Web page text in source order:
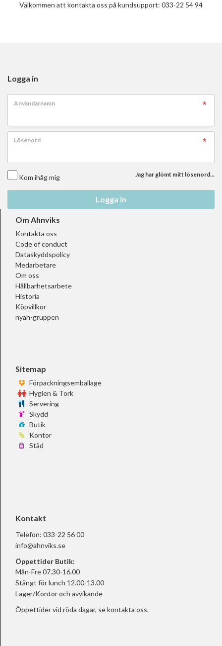
Välkommen att kontakta oss på kundsupport: 033-22 54 94
Logga in
Användarnamn
Lösenord
Kom ihåg mig Jag har glömt mitt lösenord...
Logga in
Om Ahnviks
Kontakta oss
Code of conduct
Dataskyddspolicy
Medarbetare
Om oss
Hållbarhetsarbete
Historia
Köpvillkor
nyah-gruppen
Sitemap
Förpackningsemballage
Hygien & Tork
Servering
Skydd
Butik
Kontor
Städ
Kontakt
Telefon: 033-22 56 00
info@ahnviks.se
Öppettider Butik:
Mån-Fre 07.30-16.00
Stängt för lunch 12.00-13.00
Lager/Kontor och avvikande
Öppettider vid röda dagar, sekontakta oss.